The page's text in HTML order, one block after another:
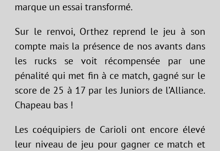
marque un essai transformé.
Sur le renvoi, Orthez reprend le jeu à son
compte mais la présence de nos avants dans
les rucks se voit récompensée par une
pénalité qui met fin à ce match, gagné sur le
score de 25 à 17 par les Juniors de l’Alliance.
Chapeau bas !
Les coéquipiers de Carioli ont encore élevé
leur niveau de jeu pour gagner ce match et